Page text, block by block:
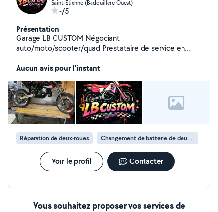
Saint-Étienne (Badouillere Ouest)
-/5
Présentation
Garage LB CUSTOM Négociant
auto/moto/scooter/quad Prestataire de service en
n'hésitez pas à me contacter
Aucun avis pour l'instant
Réparation de deux-roues Changement de batterie de deux-roues
Voir le profil Contacter
Vous souhaitez proposer vos services de